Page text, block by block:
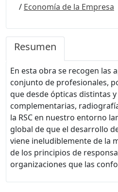
/ Economía de la Empresa
Resumen
En esta obra se recogen las
conjunto de profesionales,
que desde ópticas distintas
complementarias,
la RSC en nuestro entorno
global de que el desarrollo
viene ineludiblemente de la
de los principios de
organizaciones que las